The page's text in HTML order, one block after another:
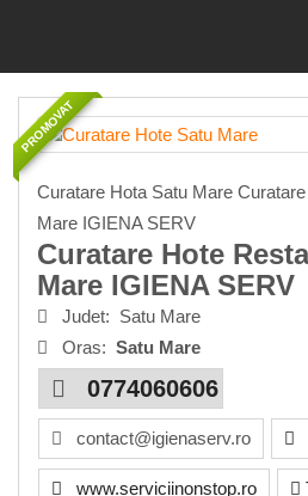
PROMOVAT
Curatare Hota Satu Mare
Mare IGIENA SERV
Curatare Hote
Mare IGIENA SERV
Judet: Satu Mare
Oras: Satu Mare
0774060606
contact@igienaserv.ro
www.serviciinonstop.ro